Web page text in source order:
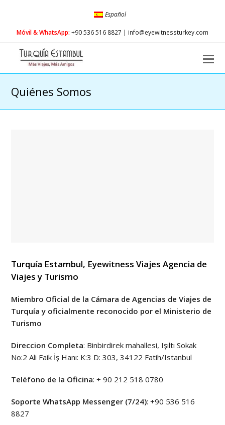
Español
Móvil & WhatsApp: +90 536 516 8827 | info@eyewitnessturkey.com
Quiénes Somos
Turquía Estambul, Eyewitness Viajes Agencia de
Viajes y Turismo
Miembro Oficial de la Cámara de Agencias de Viajes de
Turquía y oficialmente reconocido por el Ministerio de
Turismo
Direccion Completa: Binbirdirek mahallesi, Işıltı Sokak
No:2 Ali Faik İş Hanı: K:3 D: 303, 34122 Fatih/Istanbul
Teléfono de la Oficina: + 90 212 518 0780
Soporte WhatsApp Messenger (7/24): +90 536 516
8827